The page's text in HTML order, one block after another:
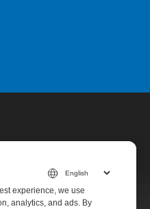
experience, we use
analytics, and ads. By